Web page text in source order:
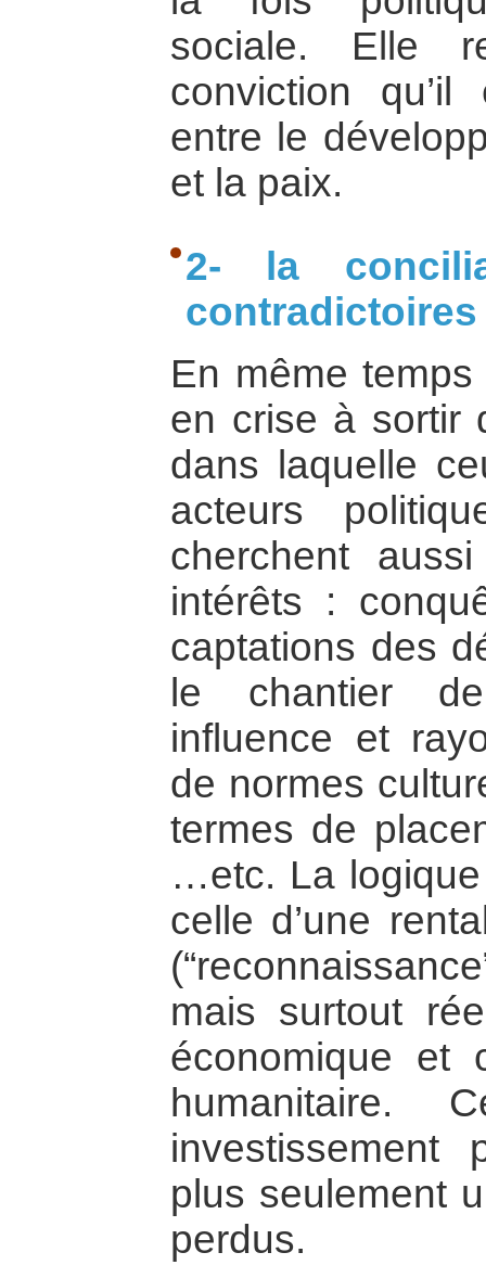
sociale. Elle
conviction
entre le
et la paix.
2- la
contradictoires
En même
en crise à sortir
dans laquelle
acteurs
cherchent
intérêts :
captations des
le chantier
influence et
de normes
termes de
…etc. La
celle d’une
mais surtout
économique et
humanitaire.
investissement
plus seulement
perdus.